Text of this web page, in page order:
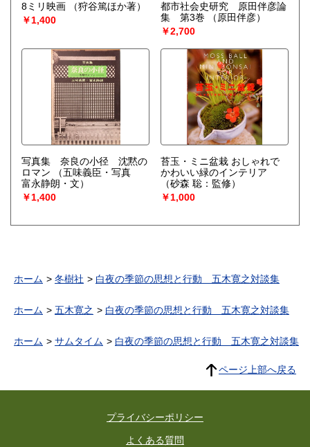
8ミリ映画
（狩谷篤ほか著）
￥1,400
都市社会史研究 原田伴彦論
集 第3巻
（原田伴彦）
￥2,700
写真集 奈良の小径 沈黙の
ロマン
（五味義臣・写真
富永静朗・文）
￥1,400
苔玉・ミニ盆栽 おしゃれで
かわいい緑のインテリア
（砂森 聡：監修）
￥1,000
ホーム 冬樹社 白夜の季節の思想と行動 五木寛之対談集
ホーム 五木寛之 白夜の季節の思想と行動 五木寛之対談集
ホーム サムタイム 白夜の季節の思想と行動 五木寛之対談集
ページ上部へ戻る
プライバシーポリシー
よくある質問